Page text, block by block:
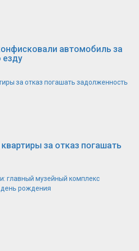
автомобиль за
езду
за отказ погашать задолженность
за отказ погашать
главный музейный комплекс
день рождения